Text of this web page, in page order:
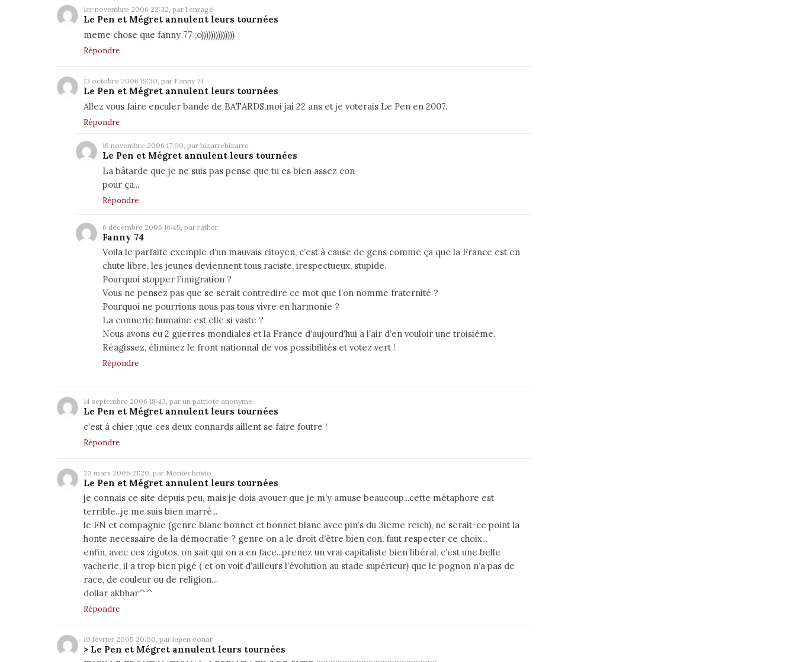
1er novembre 2006 22:32, par l enragé
Le Pen et Mégret annulent leurs tournées
meme chose que fanny 77 ;o))))))))))))))
Répondre
13 octobre 2006 19:30, par Fanny 74
Le Pen et Mégret annulent leurs tournées
Allez vous faire enculer bande de BATARDS,moi jai 22 ans et je voterais Le Pen en 2007.
Répondre
16 novembre 2006 17:00, par bizarrebizarre
Le Pen et Mégret annulent leurs tournées
La bâtarde que je ne suis pas pense que tu es bien assez con
pour ça...
Répondre
6 décembre 2006 16:45, par rather
Fanny 74
Voila le parfaite exemple d’un mauvais citoyen, c’est à cause de gens comme ça que la France est en
chute libre, les jeunes deviennent tous raciste, irespectueux, stupide.
Pourquoi stopper l’imigration ?
Vous ne pensez pas que se serait contredire ce mot que l’on nomme fraternité ?
Pourquoi ne pourrions nous pas tous vivre en harmonie ?
La connerie humaine est elle si vaste ?
Nous avons eu 2 guerres mondiales et la France d’aujourd’hui a l’air d’en vouloir une troisième.
Réagissez, éliminez le front nationnal de vos possibilités et votez vert !
Répondre
14 septembre 2006 18:43, par un patriote anonyme
Le Pen et Mégret annulent leurs tournées
c’est à chier ;que ces deux connards aillent se faire foutre !
Répondre
23 mars 2006 21:20, par Montéchristo
Le Pen et Mégret annulent leurs tournées
je connais ce site depuis peu, mais je dois avouer que je m’y amuse beaucoup...cette métaphore est
terrible...je me suis bien marré...
le FN et compagnie (genre blanc bonnet et bonnet blanc avec pin’s du 3ieme reich), ne serait-ce point la
honte necessaire de la démocratie ? genre on a le droit d’être bien con, faut respecter ce choix...
enfin, avec ces zigotos, on sait qui on a en face...prenez un vrai capitaliste bien libéral, c’est une belle
vacherie, il a trop bien pigé ( et on voit d’ailleurs l’évolution au stade supérieur) que le pognon n’a pas de
race, de couleur ou de religion...
dollar akbhar^^
Répondre
10 février 2005 20:00, par lepen conar
> Le Pen et Mégret annulent leurs tournées